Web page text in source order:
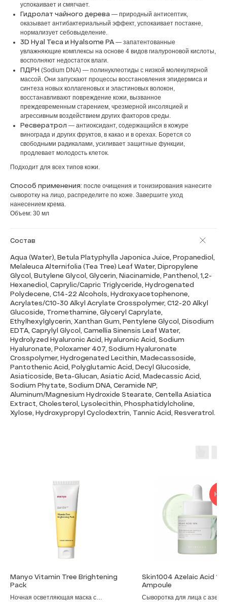
успокаивает и смягчает.
Гидролат чайного дерева — природный антисептик,
оказывает антибактериальный эффект, успокаивает постакне,
нормализует себовыделение.
3D Hyal Teca и Hyalsome PA — запатентованные
увлажняющие комплексы на основе 4 видов гиалуроновой кислоты,
восполняют недостаток влаги.
ПДРН (Sodium DNA) — полинуклеотиды с низкой молекулярной
массой. Они запускают процессы восстановления эпидермиса и
синтеза новых коллагеновых и эластиновых волокон,
восстанавливают повреждение кожи, вызванное
преждевременным старением, чрезмерной инсоляцией и
агрессивным воздействием других факторов среды.
Ресвератрол — антиоксидант, содержащийся в кожуре
винограда и других фруктов, в какао и в орехах. Борется со
свободными радикалами, усиливает защитные функции,
продлевает молодость клеток.
Подходит для всех типов кожи.
Способ применения: после очищения и тонизирования нанесите
сыворотку на лицо, распределите по коже. Завершите уход
нанесением крема.
Объем: 30 мл
Состав
Aqua (Water), Betula Platyphylla Japonica Juice, Propanediol,
Melaleuca Alternifolia (Tea Tree) Leaf Water, Dipropylene
Glycol, Butylene Glycol, Glycerin, Niacinamide, Panthenol, 1,2-
Hexanediol, Caprylic/Capric Triglyceride, Hydrogenated
Polydecene, C14-22 Alcohols, Hydroxyacetophenone,
Acrylates/C10-30 Alkyl Acrylate Crosspolymer, C12-20 Alkyl
Glucoside, Tromethamine, Glyceryl Caprylate,
Ethylhexylglycerin, Xanthan Gum, Pentylene Glycol, Disodium
EDTA, Caprylyl Glycol, Camellia Sinensis Leaf Water,
Hydrolyzed Hyaluronic Acid, Hyaluronic Acid, Sodium
Hyaluronate, Poloxamer 407, Sodium Hyaluronate
Crosspolymer, Hydrogenated Lecithin, Madecassoside,
Pantothenic Acid, Polyglutamic Acid, Decyl Glucoside,
Asiaticoside, Beta-Glucan, Asiatic Acid, Madecassic Acid,
Sodium Phytate, Sodium DNA, Ceramide NP,
Aluminum/Magnesium Hydroxide Stearate, Centella Asiatica
Extract, Cholesterol, Lysolecithin, Phosphatidylcholine,
Xylose, Hydroxypropyl Cyclodextrin, Tannic Acid, Resveratrol.
Manyo Vitamin Tree Brightening
Pack
Ночная осветляющая маска с
Skin1004 Azelaic Acid 10
Ampoule
Сыворотка для лица с